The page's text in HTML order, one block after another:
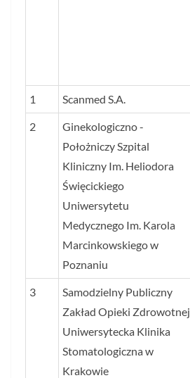
1 Scanmed S.A.
2
Ginekologiczno -
Położniczy Szpital
Kliniczny Im. Heliodora
Święcickiego
Uniwersytetu
Medycznego Im. Karola
Marcinkowskiego w
Poznaniu
3
Samodzielny Publiczny
Zakład Opieki Zdrowotnej
Uniwersytecka Klinika
Stomatologiczna w
Krakowie